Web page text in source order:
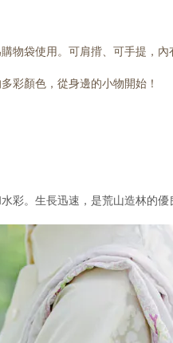
物袋使用。可肩揹、可手提，內
彩顏色，從身邊的小物開始！
彩。生長迅速，是荒山造林的優